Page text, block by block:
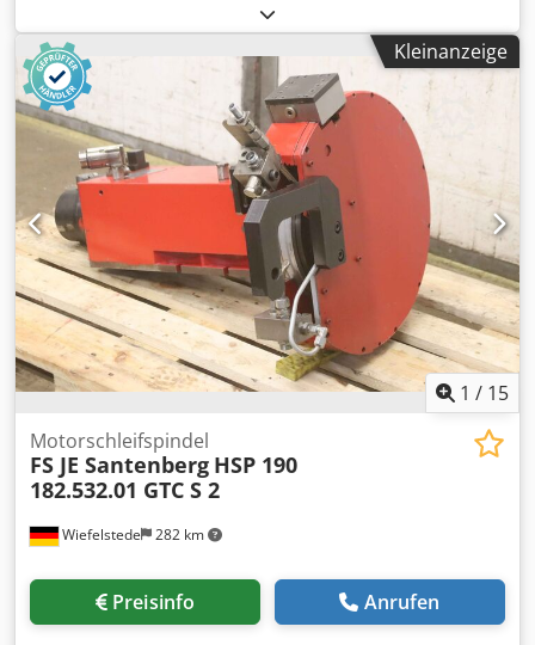
Kleinanzeige
1 / 15
Wiefelstede 282 km
Motorschleifspindel
FS JE Santenberg HSP 190
182.532.01 GTC S 2
Preisinfo Anrufen